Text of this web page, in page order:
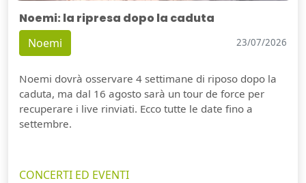
Noemi: la ripresa dopo la caduta
Noemi 23/07/2026
Noemi dovrà osservare 4 settimane di riposo dopo la
caduta, ma dal 16 agosto sarà un tour de force per
recuperare i live rinviati. Ecco tutte le date fino a
settembre.
CONCERTI ED EVENTI